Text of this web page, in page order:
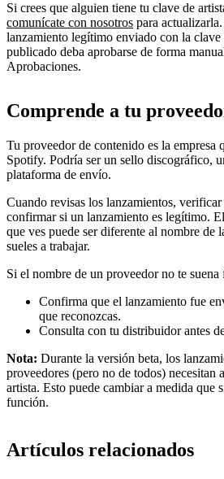
Si crees que alguien tiene tu clave de
comunícate con nosotros para
lanzamiento legítimo enviado con la clave
publicado deba aprobarse de forma
Aprobaciones.
Comprende a tu
Tu proveedor de contenido es la empresa
Spotify. Podría ser un sello discográfico,
plataforma de envío.
Cuando revisas los lanzamientos,
confirmar si un lanzamiento es legítimo.
que ves puede ser diferente al nombre de
sueles a trabajar.
Si el nombre de un proveedor no te suena
Confirma que el lanzamiento fue
que reconozcas.
Consulta con tu distribuidor antes
Nota: Durante la versión beta, los
proveedores (pero no de todos) necesitan
artista. Esto puede cambiar a medida que
función.
Artículos relacionados